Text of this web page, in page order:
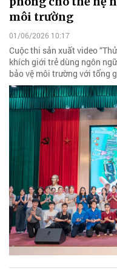
môi trường
01/06/2026 10:17
Cuộc thi sản xuất video
khích giới trẻ dùng ngôn
bảo vệ môi trường với tổng